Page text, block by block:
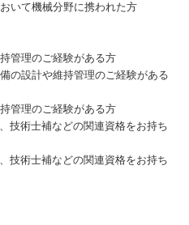
いて機械分野に携われた方
管理のご経験がある方
の設計や維持管理のご経験がある
管理のご経験がある方
技術士補などの関連資格をお持ち
技術士補などの関連資格をお持ち